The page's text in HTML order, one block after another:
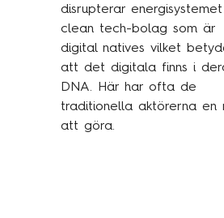
disrupterar
clean tech-bolag som är
digital natives vilket
att det digitala finns i
DNA. Här har ofta de
traditionella aktörerna en
att göra.